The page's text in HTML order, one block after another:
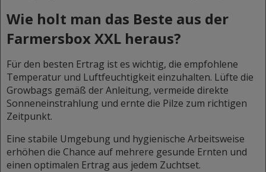
Wie holt man das Beste aus der
Farmersbox XXL heraus?
Für den besten Ertrag ist es wichtig, die empfohlene
Temperatur und Luftfeuchtigkeit einzuhalten. Lüfte die
Growbags gemäß der Anleitung, vermeide direkte
Sonneneinstrahlung und ernte die Pilze zum richtigen
Zeitpunkt.
Eine stabile Umgebung und hygienische Arbeitsweise
erhöhen die Chance auf mehrere gesunde Ernten und
einen optimalen Ertrag aus jedem Zuchtset.